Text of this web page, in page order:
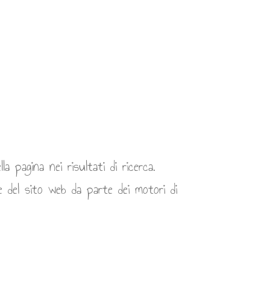
pagina nei risultati di ricerca.
del sito web da parte dei motori di